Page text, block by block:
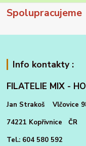
Info kontakty :
FILATELIE MIX -
Jan Strakoš Vlčovice
74221 Kopřivnice ČR
Tel.: 604 580 592